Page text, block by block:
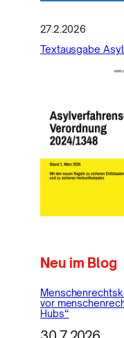
27.2.2026
Textausgabe
Neu im Blog
vor
Hubs“